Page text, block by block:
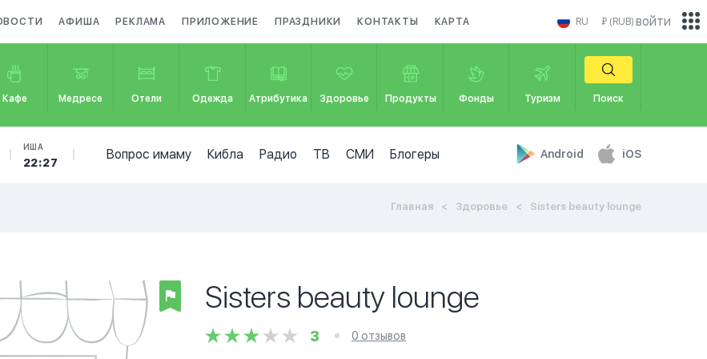
АФИША РЕКЛАМА ПРИЛОЖЕНИЕ ПРАЗДНИКИ КОНТАКТЫ КАРТА RU ₽ (RUB)
Кафе Медресе Отели Одежда Атрибутика Здоровье Продукты Фонды Туризм Поиск
ИША
22:27
Вопрос имаму Кибла Радио ТВ СМИ Блогеры Android iOS
войти
Главная Здоровье Sisters beauty lounge
Sisters beauty lounge
3 0 отзывов